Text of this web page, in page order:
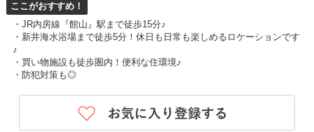
ここがおすすめ！
・JR内房線『館山』駅まで徒歩15分♪
・新井海水浴場まで徒歩5分！休日も日常も楽しめるロケーションです
♪
・買い物施設も徒歩圏内！便利な住環境♪
・防犯対策も◎